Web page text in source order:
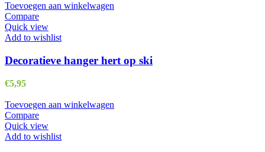
Toevoegen aan winkelwagen
Compare
Quick view
Add to wishlist
Decoratieve hanger hert op ski
€5,95
Toevoegen aan winkelwagen
Compare
Quick view
Add to wishlist